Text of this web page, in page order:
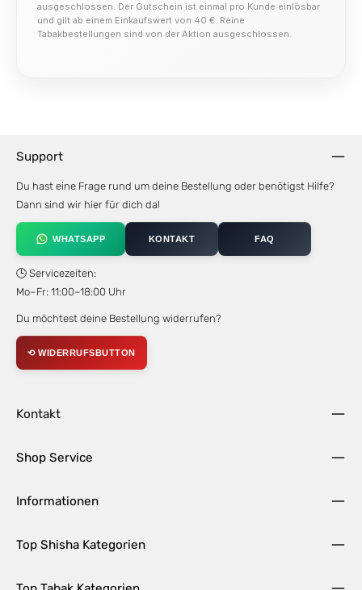
ausgeschlossen. Der Gutschein ist einmal pro Kunde einlösbar
und gilt ab einem Einkaufswert von 40 €. Reine
Tabakbestellungen sind von der Aktion ausgeschlossen.
Support
Du hast eine Frage rund um deine Bestellung oder benötigst Hilfe?
Dann sind wir hier für dich da!
WHATSAPP KONTAKT FAQ
🕒 Servicezeiten:
Mo–Fr: 11:00–18:00 Uhr
Du möchtest deine Bestellung widerrufen?
⟲ WIDERRUFSBUTTON
Kontakt
Shop Service
Informationen
Top Shisha Kategorien